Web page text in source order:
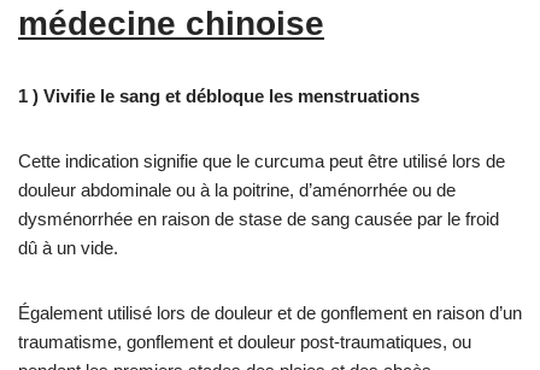
médecine chinoise
1 ) Vivifie le sang et débloque les menstruations
Cette indication signifie que le curcuma peut être utilisé lors de
douleur abdominale ou à la poitrine, d’aménorrhée ou de
dysménorrhée en raison de stase de sang causée par le froid
dû à un vide.
Également utilisé lors de douleur et de gonflement en raison d’un
traumatisme, gonflement et douleur post-traumatiques, ou